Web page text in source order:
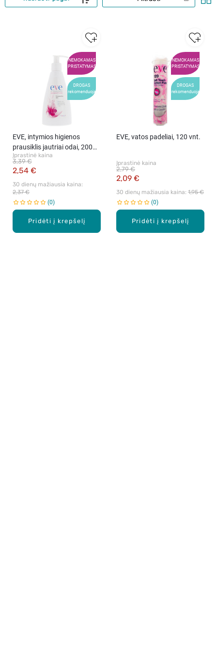
NEMOKAMAS
PRISTATYMAS
DROGAS
rekomenduoja
Pridėti į krepšelį
EVE, intymios higienos
prausiklis jautriai odai, 200
ml
Įprastinė kaina
2,54 €
3,39 €
30 dienų mažiausia kaina:
2,37 €
0
NEMOKAMAS
PRISTATYMAS
DROGAS
rekomenduoja
Pridėti į krepšelį
EVE, vatos padeliai, 120 vnt.
Įprastinė kaina
2,09 €
2,79 €
30 dienų mažiausia kaina: 1,95 €
0